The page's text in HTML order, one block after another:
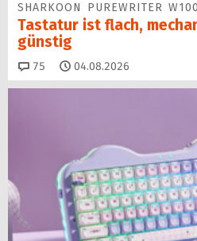
SHARKOON PUREWRITER W100
Tastatur ist flach,
günstig
75 Kommentare
04.08.2026